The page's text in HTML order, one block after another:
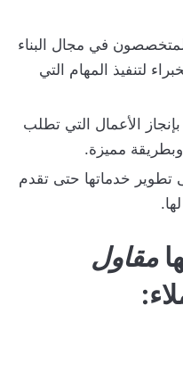
في مجال البناء
لتنفيذ المهام التي
الأعمال التي تطلب
مميزة.
تطوير خدماتها حتى تقدم
مقاول